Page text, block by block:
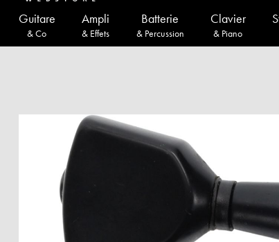
Guitare
& Co
Ampli
& Effets
Batterie
& Percussion
Clavier
& Piano